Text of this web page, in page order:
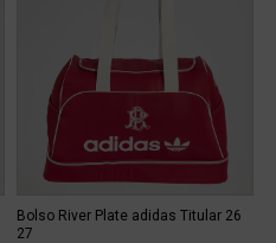
Bolso River Plate adidas Titular 26
27